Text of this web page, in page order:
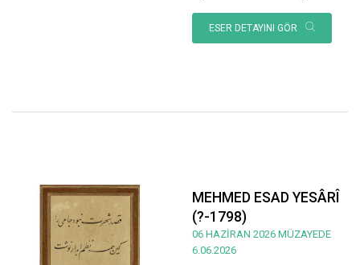
ESER DETAYINI GÖR
MEHMED ESAD YESÂRÎ
(?-1798)
06 HAZİRAN 2026 MÜZAYEDE
6.06.2026